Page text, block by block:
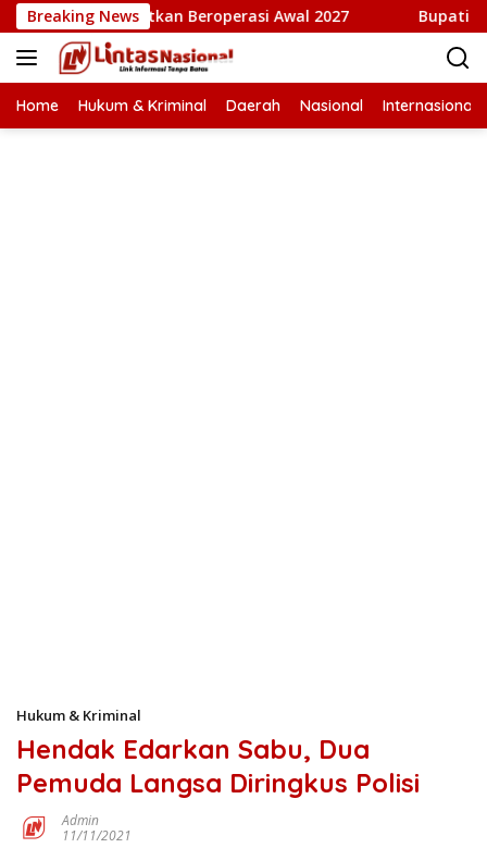
Langsung
ke
konten
Breaking News
Ditargetkan Beroperasi Awal 2027 Bupati Mukhlis:
Home Hukum & Kriminal Daerah Nasional Internasional
Hukum & Kriminal
Hendak Edarkan Sabu, Dua
Pemuda Langsa Diringkus Polisi
Admin
11/11/2021